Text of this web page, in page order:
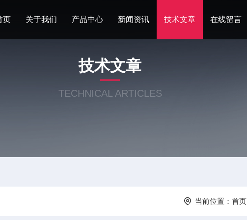
页 关于我们 产品中心 新闻资讯 技术文章 在线留言
技术文章
TECHNICAL ARTICLES
当前位置： 首页